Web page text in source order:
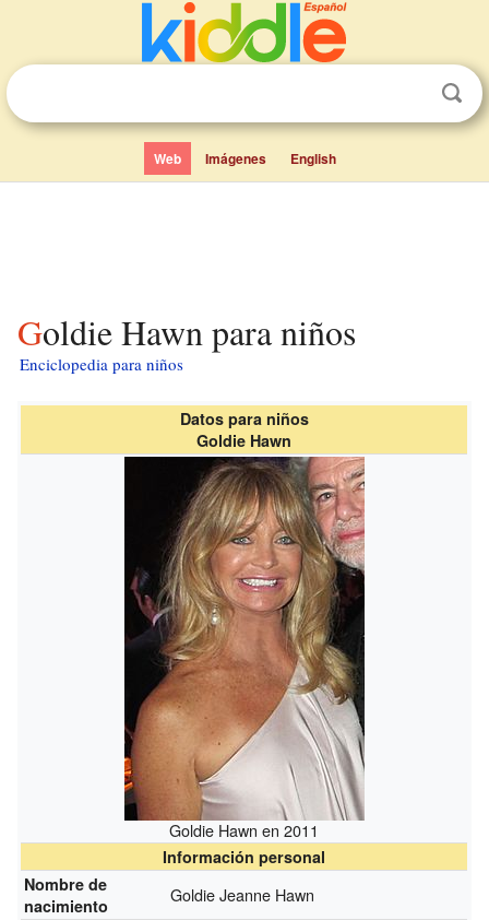
Web Imágenes English
Goldie Hawn para niños
Enciclopedia para niños
Datos para niños
Goldie Hawn
Goldie Hawn en 2011
Información personal
Nombre de
nacimiento
Goldie Jeanne Hawn